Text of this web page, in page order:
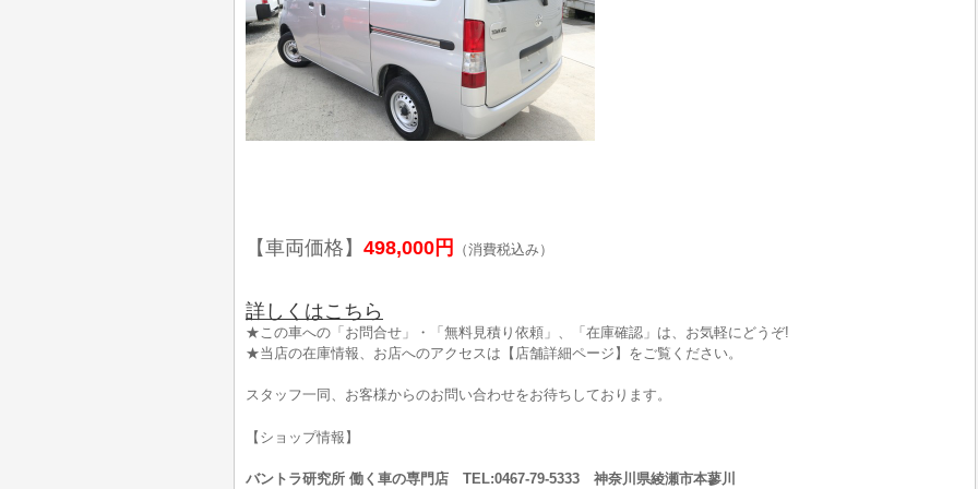
【車両価格】 498,000円 （消費税込み）
詳しくはこちら
★この車への「お問合せ」・「無料見積り依頼」、「在庫確認」は、お気軽にどうぞ!
★当店の在庫情報、お店へのアクセスは【店舗詳細ページ】をご覧ください。
スタッフ一同、お客様からのお問い合わせをお待ちしております。
【ショップ情報】
バントラ研究所 働く車の専門店 TEL:0467-79-5333 神奈川県綾瀬市本蓼川